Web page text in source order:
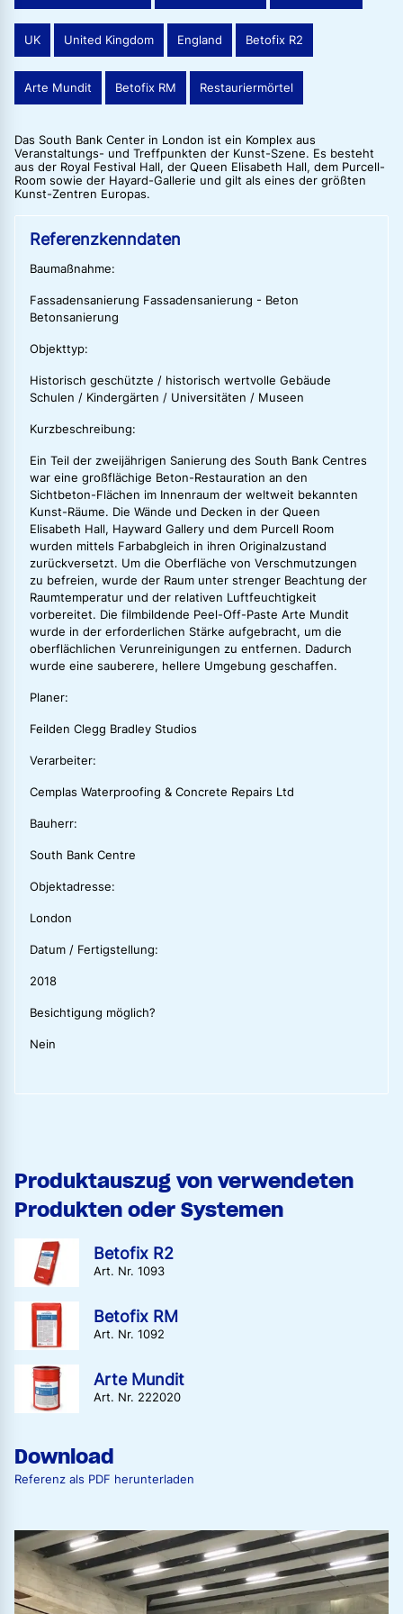
UK United Kingdom England Betofix R2
Arte Mundit Betofix RM Restauriermörtel
Das South Bank Center in London ist ein Komplex aus
Veranstaltungs- und Treffpunkten der Kunst-Szene. Es besteht
aus der Royal Festival Hall, der Queen Elisabeth Hall, dem Purcell-
Room sowie der Hayard-Gallerie und gilt als eines der größten
Kunst-Zentren Europas.
Referenzkenndaten
Baumaßnahme:
Fassadensanierung Fassadensanierung - Beton
Betonsanierung
Objekttyp:
Historisch geschützte / historisch wertvolle Gebäude
Schulen / Kindergärten / Universitäten / Museen
Kurzbeschreibung:
Ein Teil der zweijährigen Sanierung des South Bank Centres
war eine großflächige Beton-Restauration an den
Sichtbeton-Flächen im Innenraum der weltweit bekannten
Kunst-Räume. Die Wände und Decken in der Queen
Elisabeth Hall, Hayward Gallery und dem Purcell Room
wurden mittels Farbabgleich in ihren Originalzustand
zurückversetzt. Um die Oberfläche von Verschmutzungen
zu befreien, wurde der Raum unter strenger Beachtung der
Raumtemperatur und der relativen Luftfeuchtigkeit
vorbereitet. Die filmbildende Peel-Off-Paste Arte Mundit
wurde in der erforderlichen Stärke aufgebracht, um die
oberflächlichen Verunreinigungen zu entfernen. Dadurch
wurde eine sauberere, hellere Umgebung geschaffen.
Planer:
Feilden Clegg Bradley Studios
Verarbeiter:
Cemplas Waterproofing & Concrete Repairs Ltd
Bauherr:
South Bank Centre
Objektadresse:
London
Datum / Fertigstellung:
2018
Besichtigung möglich?
Nein
Produktauszug von verwendeten
Produkten oder Systemen
Betofix R2
Art. Nr. 1093
Betofix RM
Art. Nr. 1092
Arte Mundit
Art. Nr. 222020
Download
Referenz als PDF herunterladen